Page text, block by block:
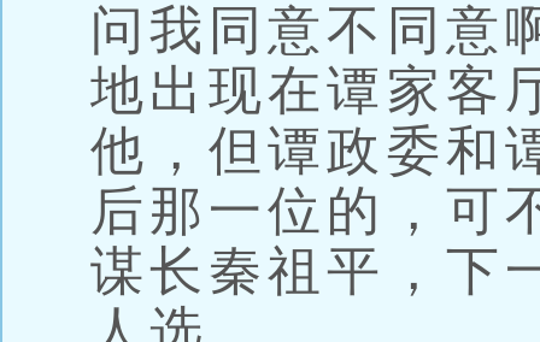
问我同意不同意
地出现在谭家客
他，但谭政委和
后那一位的，可
谋长秦祖平，下